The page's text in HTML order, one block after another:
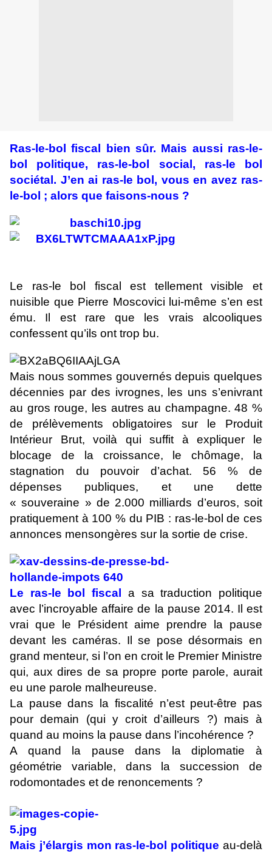
Ras-le-bol fiscal bien sûr. Mais aussi ras-le-
bol politique, ras-le-bol social, ras-le bol
sociétal. J’en ai ras-le bol, vous en avez ras-
le-bol ; alors que faisons-nous ?
Le ras-le bol fiscal est tellement visible et
nuisible que Pierre Moscovici lui-même s’en est
ému. Il est rare que les vrais alcooliques
confessent qu’ils ont trop bu.
Mais nous sommes gouvernés depuis quelques
décennies par des ivrognes, les uns s’enivrant
au gros rouge, les autres au champagne. 48 %
de prélèvements obligatoires sur le Produit
Intérieur Brut, voilà qui suffit à expliquer le
blocage de la croissance, le chômage, la
stagnation du pouvoir d’achat. 56 % de
dépenses publiques, et une dette
« souveraine » de 2.000 milliards d’euros, soit
pratiquement à 100 % du PIB : ras-le-bol de ces
annonces mensongères sur la sortie de crise.
Le ras-le bol fiscal
a sa traduction politique
avec l’incroyable affaire de la pause 2014. Il est
vrai que le Président aime prendre la pause
devant les caméras. Il se pose désormais en
grand menteur, si l’on en croit le Premier Ministre
qui, aux dires de sa propre porte parole, aurait
eu une parole malheureuse.
La pause dans la fiscalité n’est peut-être pas
pour demain (qui y croit d’ailleurs ?) mais à
quand au moins la pause dans l’incohérence ?
A quand la pause dans la diplomatie à
géométrie variable, dans la succession de
rodomontades et de renoncements ?
Mais j’élargis mon ras-le-bol politique au-delà